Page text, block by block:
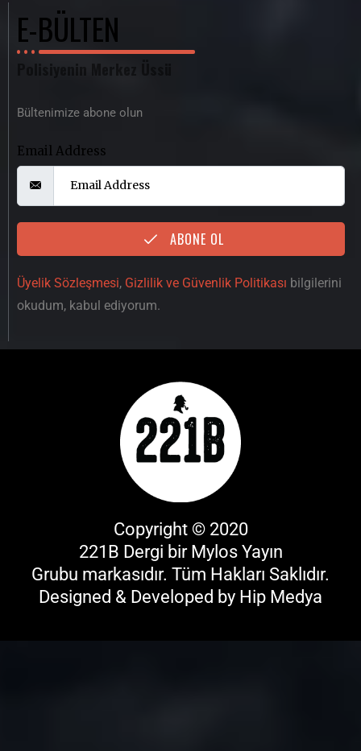
E-BÜLTEN
Bültenimize abone olun
Email Address
ABONE OL
Üyelik Sözleşmesi, Gizlilik ve Güvenlik Politikası bilgilerini
okudum, kabul ediyorum.
Copyright © 2020
221B Dergi bir Mylos Yayın
Grubu markasıdır. Tüm Hakları Saklıdır.
Designed & Developed by Hip Medya